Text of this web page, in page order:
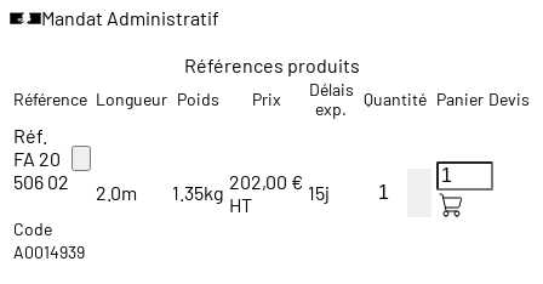
Mandat Administratif
Références produits
Référence Longueur Poids Prix
Délais
exp.
Quantité Panier Devis
Réf.
FA 20
506 02
Code
A0014939
2.0m 1.35kg 202,00 €
HT
15j